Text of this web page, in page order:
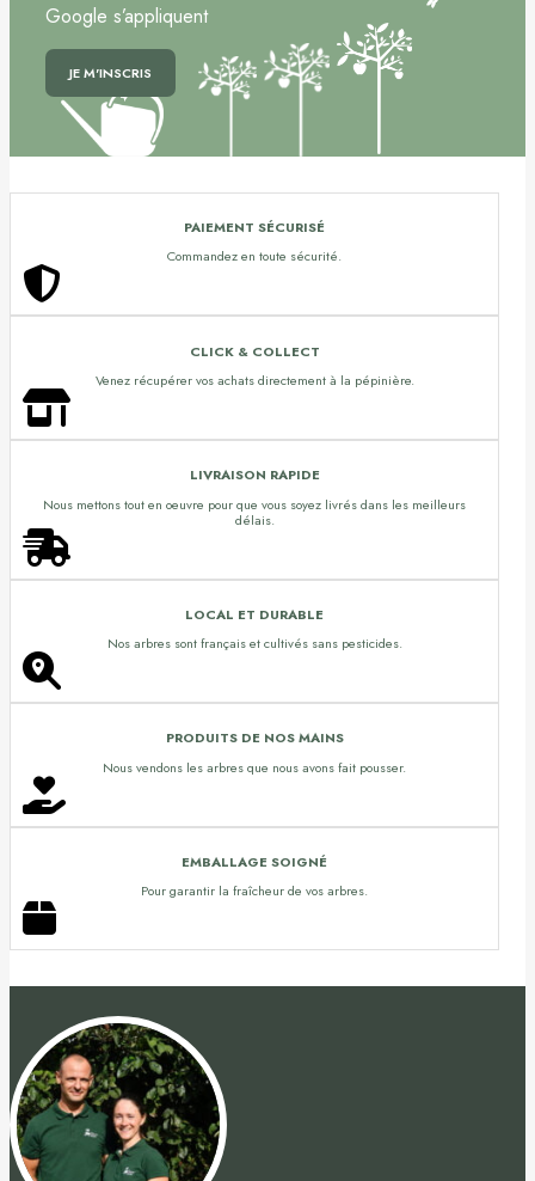
Google s’appliquent
PAIEMENT SÉCURISÉ
Commandez en toute sécurité.
CLICK & COLLECT
Venez récupérer vos achats directement à la pépinière.
LIVRAISON RAPIDE
Nous mettons tout en oeuvre pour que vous soyez livrés dans les meilleurs
délais.
LOCAL ET DURABLE
Nos arbres sont français et cultivés sans pesticides.
PRODUITS DE NOS MAINS
Nous vendons les arbres que nous avons fait pousser.
EMBALLAGE SOIGNÉ
Pour garantir la fraîcheur de vos arbres.